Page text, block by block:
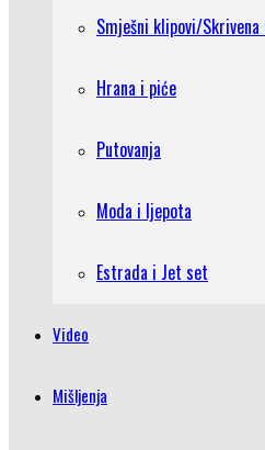
Smješni klipovi/Skrivena
Hrana i piće
Putovanja
Moda i ljepota
Estrada i Jet set
Video
Mišljenja